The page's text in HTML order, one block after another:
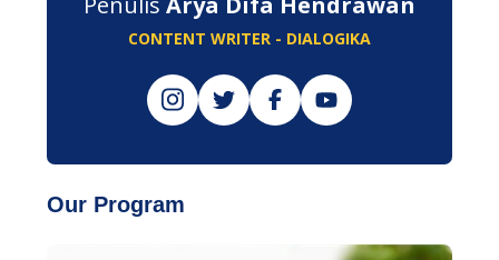
CONTENT WRITER - DIALOGIKA
Our Program